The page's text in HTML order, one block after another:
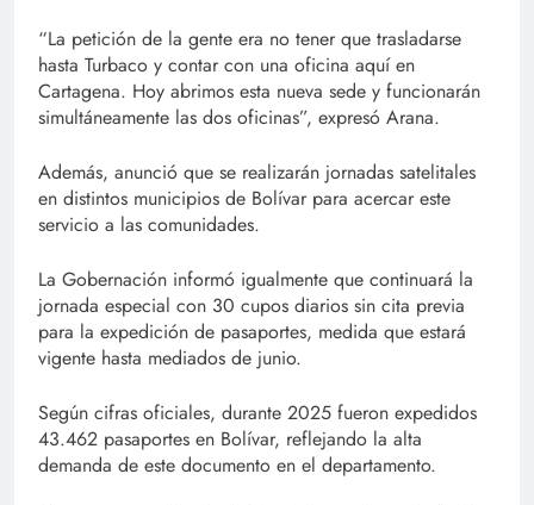
“La petición de la gente era no tener que trasladarse
hasta Turbaco y contar con una oficina aquí en
Cartagena. Hoy abrimos esta nueva sede y funcionarán
simultáneamente las dos oficinas”, expresó Arana.
Además, anunció que se realizarán jornadas satelitales
en distintos municipios de Bolívar para acercar este
servicio a las comunidades.
La Gobernación informó igualmente que continuará la
jornada especial con 30 cupos diarios sin cita previa
para la expedición de pasaportes, medida que estará
vigente hasta mediados de junio.
Según cifras oficiales, durante 2025 fueron expedidos
43.462 pasaportes en Bolívar, reflejando la alta
demanda de este documento en el departamento.